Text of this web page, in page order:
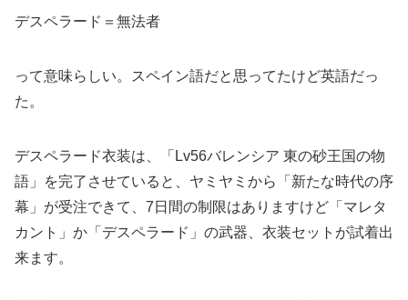
デスペラード＝無法者
って意味らしい。スペイン語だと思ってたけど英語だっ
た。
デスペラード衣装は、「Lv56バレンシア 東の砂王国の物
語」を完了させていると、ヤミヤミから「新たな時代の序
幕」が受注できて、7日間の制限はありますけど「マレタ
カント」か「デスペラード」の武器、衣装セットが試着出
来ます。